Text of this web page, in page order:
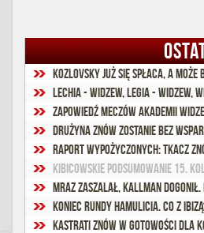
Kozlovsky już się spłaca, a
Lechia - Widzew, Legia - Widzew,
Zapowiedź meczów Akademii
Drużyna znów zostanie bez
Raport wypożyczonych: Tkacz
Kibicowskie podsumowanie 15.
Mraz zaszalał, Kallman
Koniec rundy Hamulicia. Co z
Kastrati znów w gotowości dla